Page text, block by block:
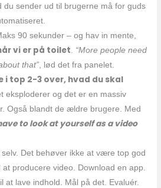
du sender ud til brugerne må for guds
90 sekunder – og hav in mente,
vi er på toilet. “More people need
that”, lød det fra panelet.
i top 2-3 over, hvad du skal
eksploderer og det er en massiv
Også blandt de ældre brugere. Med
to look at yourself as a video
Det behøver ikke at være top god
at producere video. Download en app.
at lave indhold. Mål på det. Evaluér.